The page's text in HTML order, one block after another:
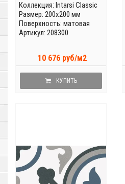
Коллекция: Intarsi Classic
Размер: 200x200 мм
Поверхность: матовая
Артикул: 208300
10 676 руб/м2
КУПИТЬ